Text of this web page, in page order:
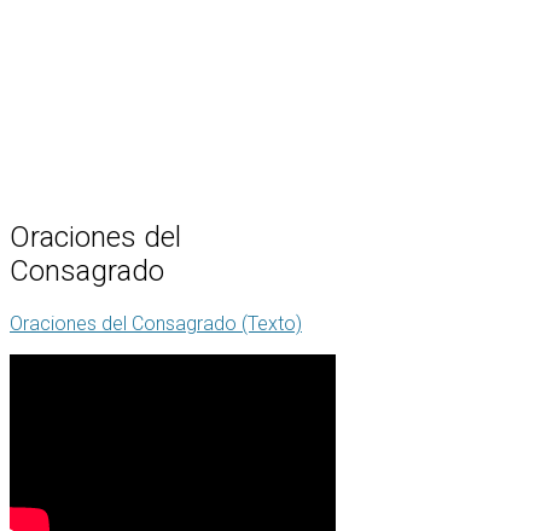
Oraciones del
Consagrado
Oraciones del Consagrado (Texto)